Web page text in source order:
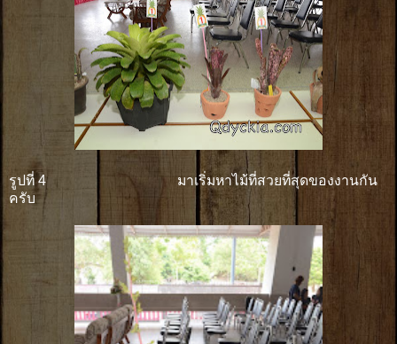
รูปที่ 4 มาเริ่มหาไม้ที่สวยที่สุดของงานกัน
ครับ